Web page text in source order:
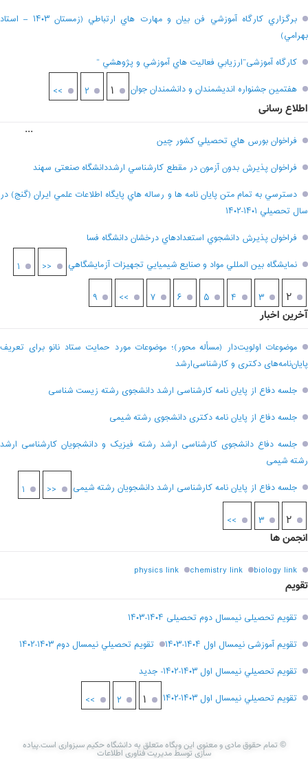
برگزاري کارگاه آموزشي فن بيان و مهارت هاي ارتباطي (زمستان ۱۴۰۳ – استاد
بهرامي)
کارگاه آموزشی”ارزيابي فعاليت هاي آموزشي و پژوهشي “
هفتمين جشنواره انديشمندان و دانشمندان جوان
۱ ۲ >>
اطلاع رسانی
فراخوان بورس هاي تحصيلي کشور چين
فراخوان پذيرش بدون آزمون در مقطع کارشناسي ارشددانشگاه صنعتی سهند
دسترسي به تمام متن پايان نامه ها و رساله هاي پايگاه اطلاعات علمي ايران (گنج) در
سال تحصيلي ۱۴۰۱-۱۴۰۲
فراخوان پذيرش دانشجوي استعدادهاي درخشان دانشگاه فسا
نمايشگاه بين المللي مواد و صنايع شيميايي تجهيزات آزمايشگاهي
<< ۱
۲ ۳ ۴ ۵ ۶ ۷
...
۹ >>
آخرین اخبار
موضوعات اولویت‌دار (مسأله محور)؛ موضوعات مورد حمایت ستاد نانو برای تعریف
پایان‌نامه‌های دکتری و کارشناسی‌ارشد
جلسه دفاع از پایان نامه کارشناسی ارشد دانشجوی رشته زیست شناسی
جلسه دفاع از پایان نامه دکتری دانشجوی رشته شیمی
جلسه دفاع دانشجوی کارشناسی ارشد رشته فیزیک و دانشجویان کارشناسی ارشد
رشته شیمی
جلسه دفاع از پایان نامه کارشناسی ارشد دانشجویان رشته شیمی
<< ۱
۲ ۳ >>
انجمن ها
biology link
chemistry link
physics link
تقویم
تقویم تحصیلی نیمسال دوم تحصیلی ۱۴۰۴-۱۴۰۳
تقویم آموزشی نیمسال اول ۱۴۰۴-۱۴۰۳
تقويم تحصيلي نيمسال دوم ۱۴۰۳-۱۴۰۲
تقويم تحصيلي نيمسال اول ۱۴۰۳-۱۴۰۲- جديد
تقويم تحصيلي نيمسال اول ۱۴۰۳-۱۴۰۲
۱ ۲ >>
© تمام حقوق مادی و معنوی این وبگاه متعلق به دانشگاه حکیم سبزواری است.پیاده
سازی توسط مدیریت فناوری اطلاعات